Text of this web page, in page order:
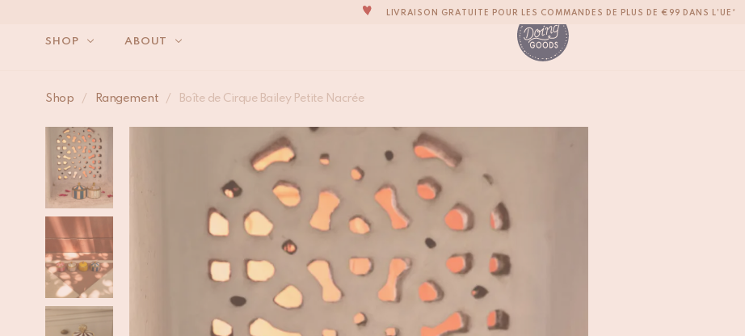
LA MARQUE D’ACCESSOIRES POUR LA MAISON LA PLUS ADORABLE DU MONDE
TOUS NOS PRODUITS SONT 100 % FAITS À LA MAIN
LIVRAISON GRATUITE POUR LES COMMANDES DE PLUS DE €99 DANS L'UE*
SHOP ABOUT
Shop / Rangement / Boîte de Cirque Bailey Petite Nacrée